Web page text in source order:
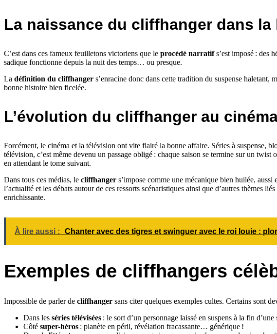
La naissance du cliffhanger dans la
C’est dans ces fameux feuilletons victoriens que le procédé narratifs’est imposé : des
sadique fonctionne depuis la nuit des temps… ou presque.
La définition du cliffhanger s’enracine donc dans cette tradition du suspense haletant,
bonne histoire bien ficelée.
L’évolution du cliffhanger au
Forcément, le cinéma et la télévision ont vite flairé la bonne affaire. Séries à suspense,
télévision, c’est même devenu un passage obligé : chaque saison se termine sur un
en attendant le tome suivant.
Dans tous ces médias, le cliffhanger s’impose comme une mécanique bien huilée,
l’actualité et les débats autour de ces ressorts scénaristiques ainsi que d’autres thèmes
enrichissante.
À lire aussi : Chanter avec des tigres et swinguer avec le roi louie :
Exemples de cliffhangers
Impossible de parler de cliffhanger sans citer quelques exemples cultes. Certains sont
Dans les séries télévisées : le sort d’un personnage laissé en suspens à la fin
Côté super-héros : planète en péril, révélation fracassante… générique !